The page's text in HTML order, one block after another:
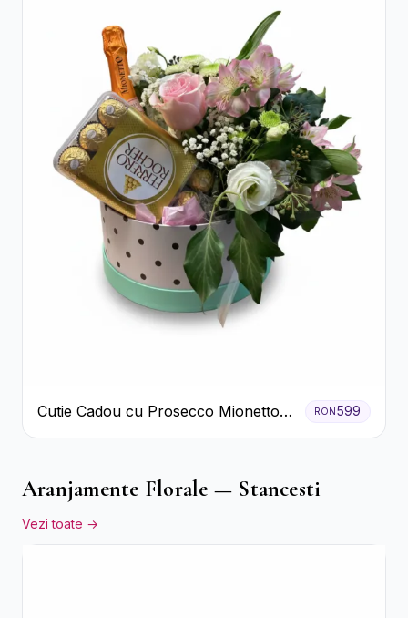
Cutie Cadou cu Prosecco Mionetto
Ferrero Rocher și Flori Pastelate
RON599
Aranjamente Florale — Stancesti
Vezi toate →